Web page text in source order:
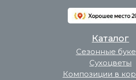
Каталог
Сезонные
Сухоцветы
Композиции в